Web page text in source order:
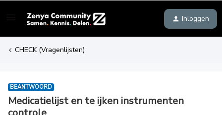
Inloggen
CHECK (Vragenlijsten)
BEANTWOORD
Medicatielijst en te ijken instrumenten